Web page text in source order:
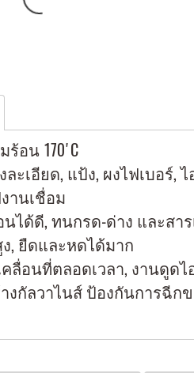
อน 170'C
ะเอียด, แป้ง, ผงไฟเบอร์,
านเชื่อม
ได้ดี, ทนกรด-ด่าง และสา
, ยืดและหดได้มาก
ลื่อนที่ตลอดเวลา, งานดูด
งกัลวาไนส์ ป้องกันการฉีก